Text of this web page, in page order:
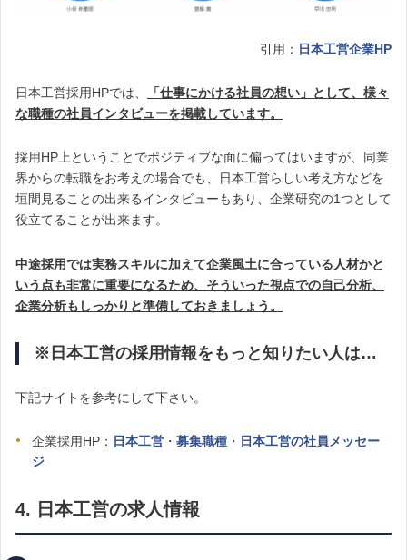
引用： 日本工営企業HP
日本工営採用HPでは、
「仕事にかける社員の想い」として、様々
な職種の社員インタビューを掲載しています。
採用HP上ということでポジティブな面に偏ってはいますが、同業
界からの転職をお考えの場合でも、日本工営らしい考え方などを
垣間見ることの出来るインタビューもあり、企業研究の1つとして
役立てることが出来ます。
中途採用では実務スキルに加えて企業風土に合っている人材かと
いう点も非常に重要になるため、そういった視点での自己分析、
企業分析もしっかりと準備しておきましょう。
※日本工営の採用情報をもっと知りたい人は…
下記サイトを参考にして下さい。
企業採用HP： 日本工営 ・ 募集職種 ・ 日本工営の社員メッセー
ジ
4. 日本工営の求人情報